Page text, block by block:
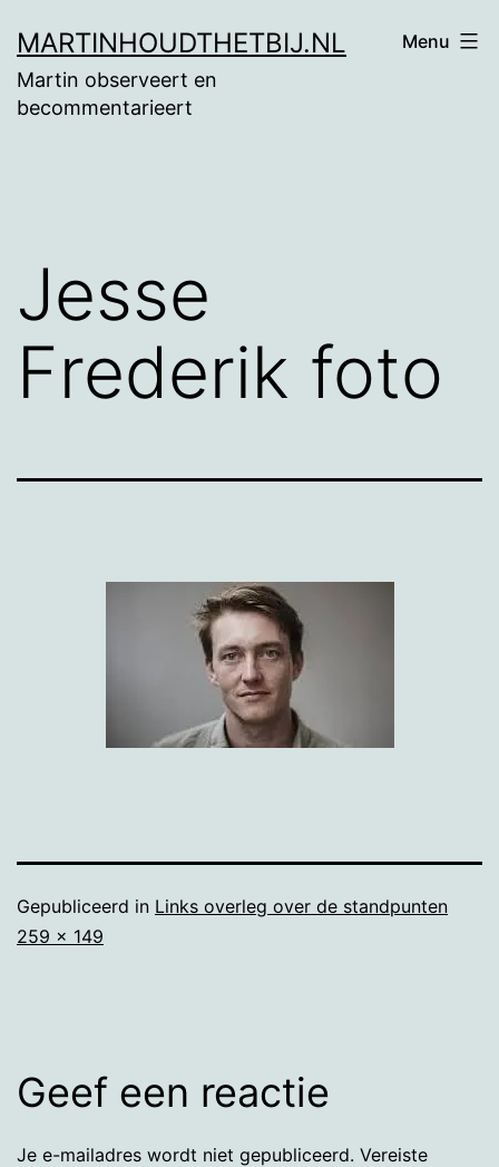
naar
de
MARTINHOUDTHETBIJ.NL
Martin observeert en
becommentarieert
Menu
Jesse
Frederik foto
Gepubliceerd in Links overleg over de standpunten
Volledige
259 × 149
Geef een reactie
Je e-mailadres wordt niet gepubliceerd. Vereiste